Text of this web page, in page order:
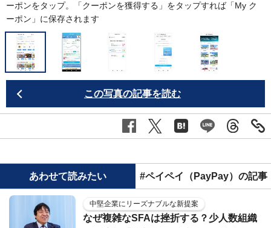
ーポンをタップ。「クーポンを獲得する」をタップすれば「My ク
ーポン」に保存されます
この写真の記事を読む
あわせて読みたい #ペイペイ（PayPay）の記事
中堅企業にリーズナブルな新提案
なぜ複雑なSFAは挫折する？少人数組織